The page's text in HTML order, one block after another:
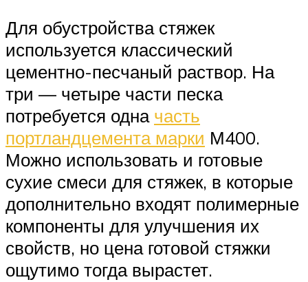
Для обустройства стяжек
используется классический
цементно-песчаный раствор. На
три — четыре части песка
потребуется одна часть
портландцемента марки М400.
Можно использовать и готовые
сухие смеси для стяжек, в которые
дополнительно входят полимерные
компоненты для улучшения их
свойств, но цена готовой стяжки
ощутимо тогда вырастет.